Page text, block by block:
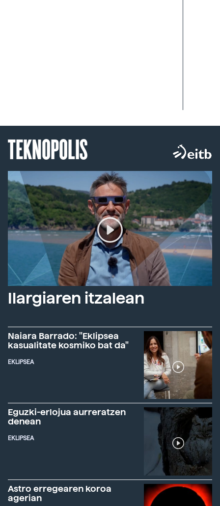
TEKNOPOLIS
Ilargiaren itzalean
Naiara Barrado: "Eklipsea
kasualitate kosmiko bat da"
EKLIPSEA
Eguzki-erlojua aurreratzen
denean
EKLIPSEA
Astro erregearen koroa
agerian